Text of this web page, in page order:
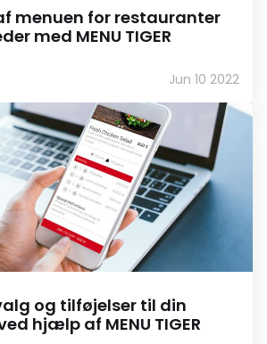
menuen for restauranter
med MENU TIGER
Jun 10 2022
og tilføjelser til din
hjælp af MENU TIGER